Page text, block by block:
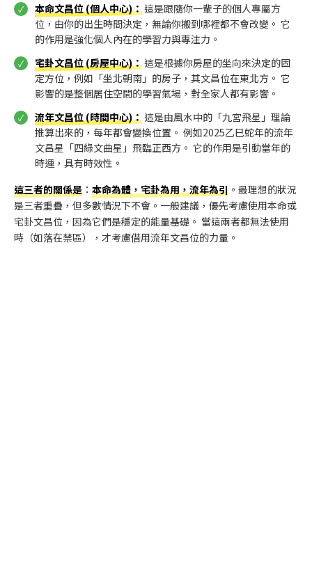
本命文昌位 (個人中心)：這是跟隨你一輩子的個人專屬方
位，由你的出生時間決定，無論你搬到哪裡都不會改變。 它
的作用是強化個人內在的學習力與專注力。
宅卦文昌位 (房屋中心)：這是根據你房屋的坐向來決定的固
定方位，例如「坐北朝南」的房子，其文昌位在東北方。 它
影響的是整個居住空間的學習氣場，對全家人都有影響。
流年文昌位 (時間中心)：這是由風水中的「九宮飛星」理論
推算出來的，每年都會變換位置。 例如2025乙巳蛇年的流年
文昌星「四綠文曲星」飛臨正西方。 它的作用是引動當年的
時運，具有時效性。
這三者的關係是 ： 本命為體，宅卦為用，流年為引 。最理想的狀況
是三者重疊，但多數情況下不會。一般建議，優先考慮使用本命或
宅卦文昌位，因為它們是穩定的能量基礎。 當這兩者都無法使用
時（如落在禁區），才考慮借用流年文昌位的力量。